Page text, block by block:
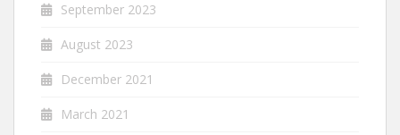
September 2023
August 2023
December 2021
March 2021